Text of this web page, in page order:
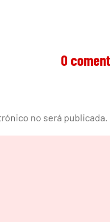
0
no será publicada.